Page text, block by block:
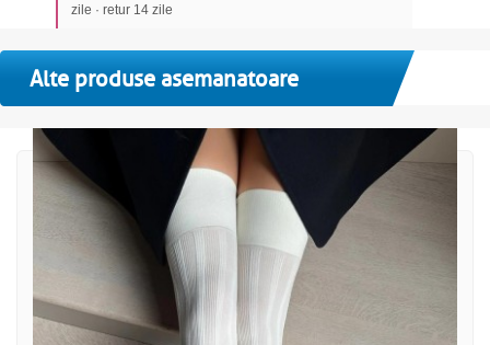
zile · retur 14 zile
Alte produse asemanatoare